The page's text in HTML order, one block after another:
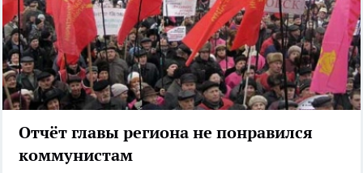
Отчёт главы региона не понравился
коммунистам